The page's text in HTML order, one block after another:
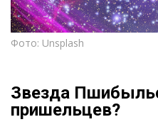
Фото: Unsplash
Звезда
пришельцев?